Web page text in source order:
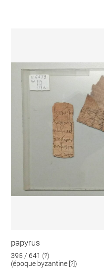
papyrus
395 / 641 (?)
(époque byzantine [?])